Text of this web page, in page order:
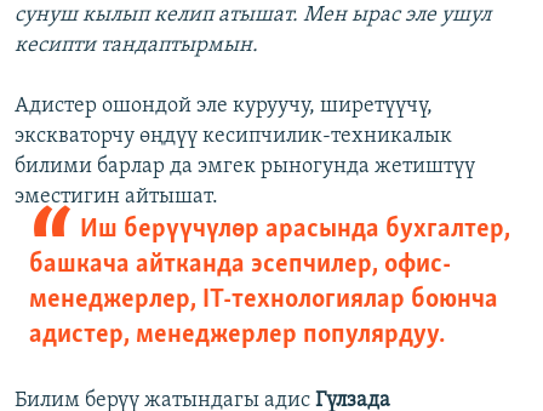
сунуш кылып келип атышат. Мен ырас эле ушул
кесипти тандаптырмын.
Адистер ошондой эле куруучу, ширетүүчү,
экскваторчу өңдүү кесипчилик-техникалык
билими барлар да эмгек рыногунда жетиштүү
эместигин айтышат.
Иш берүүчүлөр арасында бухгалтер,
башкача айтканда эсепчилер, офис-
менеджерлер, IT-технологиялар боюнча
адистер, менеджерлер популярдуу.
Билим берүү жатындагы адис Гүлзада